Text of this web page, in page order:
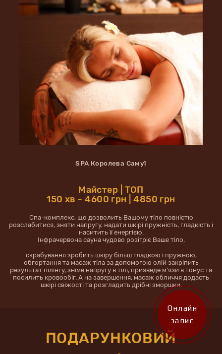
SPA Королева Самуї
Майстер | ТОП
150 хв - 4600 грн | 4850 грн
Спа-комплекс, що дозволить Вашому тіло повністю
розслабитися, зняти напругу, надати шкірі пружність, гладкість і
наситить її енергією.
Інфрачервона сауна чудово розігріє Ваше тіло,
скрабування зробить шкіру більш гладкою і пружною,
обгортання та масаж тіла за допомогою олій закріпить
результат пілінгу, зніме напругу в тілі, призведе м’язи в тонус та
посилить кровообіг. А на завершення, масаж обличчя додасть
шкірі свіжості та розгладить дрібні зморшки.
ПОДАРУНКОВИЙ
Онлайн
запис